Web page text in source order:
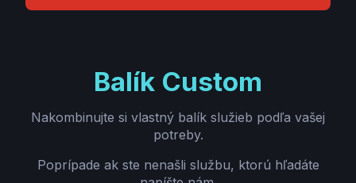
Balík Custom
Nakombinujte si vlastný balík služieb podľa vašej
potreby.
Poprípade ak ste nenašli službu, ktorú hľadáte